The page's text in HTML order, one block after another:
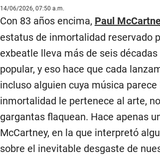
14/06/2026, 07:50 a.m.
Con 83 años encima, Paul
estatus de inmortalidad reservado
exbeatle lleva más de seis
popular, y eso hace que cada
incluso alguien cuya música
inmortalidad le pertenece al arte,
gargantas flaquean. Hace apenas
McCartney, en la que interpretó
sobre el inevitable desgaste de